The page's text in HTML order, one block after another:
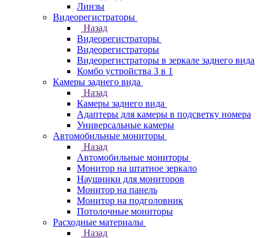
Линзы
Видеорегистраторы
Назад
Видеорегистраторы
Видеорегистраторы
Видеорегистраторы в зеркале заднего вида
Комбо устройства 3 в 1
Камеры заднего вида
Назад
Камеры заднего вида
Адаптеры для камеры в подсветку номера
Универсальные камеры
Автомобильные мониторы
Назад
Автомобильные мониторы
Монитор на штатное зеркало
Наушники для мониторов
Монитор на панель
Монитор на подголовник
Потолочные мониторы
Расходные материалы
Назад